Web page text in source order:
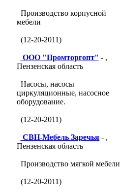
Производство корпусной
мебели
(12-20-2011)
ООО "Промторгопт" - ,
Пензенская область
Насосы, насосы
циркуляционные, насосное
оборудование.
(12-20-2011)
СВН-Мебель Заречья- ,
Пензенская область
Производство мягкой мебели
(12-20-2011)